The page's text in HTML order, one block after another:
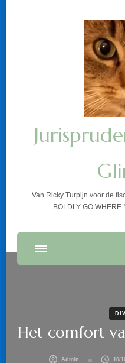
Van Ricky Turpijn voor de
BOLDLY GO WHERE
Het comfort
Admin 10/